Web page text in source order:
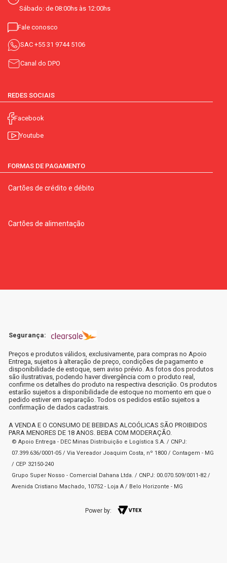
Sábado: de 08:00hs às 12:00hs
Fale conosco
SAC +55 31 9744 5106
Canal do DPO
REDES SOCIAIS
Facebook
Youtube
FORMAS DE PAGAMENTO
Cartões de crédito e débito
Cartões de alimentação
Segurança:
Preços e produtos válidos, exclusivamente, para compras no Apoio
Entrega, sujeitos à alteração de preço, condições de pagamento e
disponibilidade de estoque, sem aviso prévio. As fotos dos produtos
são ilustrativas, podendo haver divergência com o produto real,
confirme os detalhes do produto na respectiva descrição. Os produtos
estarão sujeitos a disponibilidade de estoque no momento em que o
pedido estiver em separação. Todos os pedidos estão sujeitos a
confirmação de dados cadastrais.
A VENDA E O CONSUMO DE BEBIDAS ALCOÓLICAS SÃO PROIBIDOS
PARA MENORES DE 18 ANOS. BEBA COM MODERAÇÃO.
© Apoio Entrega - DEC Minas Distribuição e Logística S.A. / CNPJ:
07.399.636/0001-05 / Via Vereador Joaquim Costa, nº 1800 / Contagem - MG
/ CEP 32150-240
Grupo Super Nosso - Comercial Dahana Ltda. / CNPJ: 00.070.509/0011-82 /
Avenida Cristiano Machado, 10752 - Loja A / Belo Horizonte - MG
Power by: